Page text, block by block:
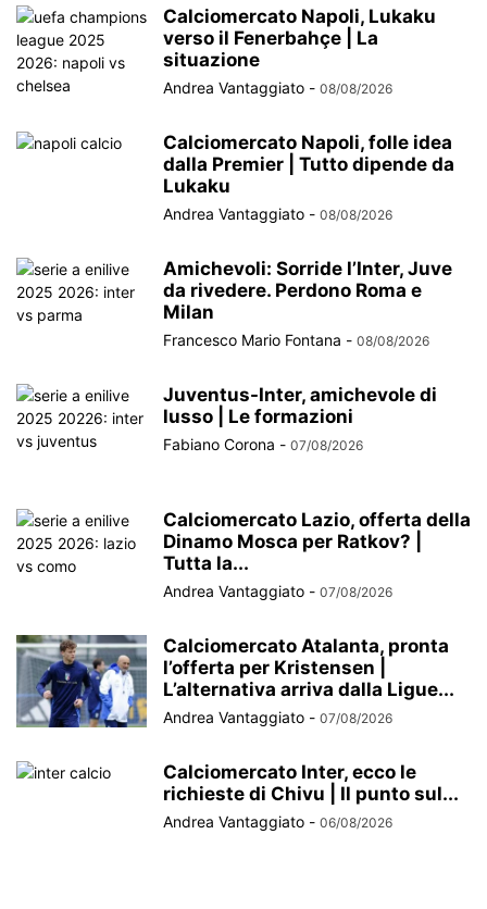
Calciomercato Napoli, Lukaku
verso il Fenerbahçe | La
situazione
Andrea Vantaggiato - 08/08/2026
Calciomercato Napoli, folle idea
dalla Premier | Tutto dipende da
Lukaku
Andrea Vantaggiato - 08/08/2026
Amichevoli: Sorride l’Inter, Juve
da rivedere. Perdono Roma e
Milan
Francesco Mario Fontana - 08/08/2026
Juventus-Inter, amichevole di
lusso | Le formazioni
Fabiano Corona - 07/08/2026
Calciomercato Lazio, offerta della
Dinamo Mosca per Ratkov? |
Tutta la...
Andrea Vantaggiato - 07/08/2026
Calciomercato Atalanta, pronta
l’offerta per Kristensen |
L’alternativa arriva dalla Ligue...
Andrea Vantaggiato - 07/08/2026
Calciomercato Inter, ecco le
richieste di Chivu | Il punto sul...
Andrea Vantaggiato - 06/08/2026